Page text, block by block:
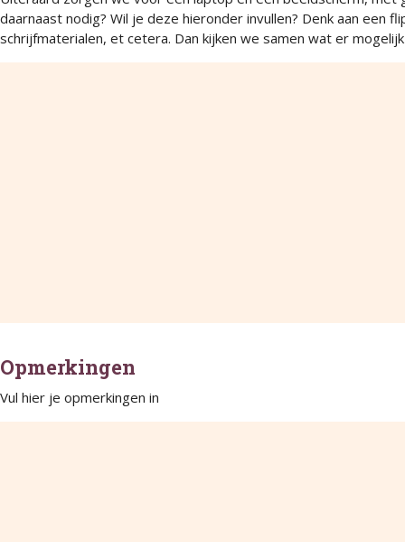
daarnaast nodig? Wil je deze hieronder invullen? Denk aan
schrijfmaterialen, et cetera. Dan kijken we samen wat er
Opmerkingen
Vul hier je opmerkingen in